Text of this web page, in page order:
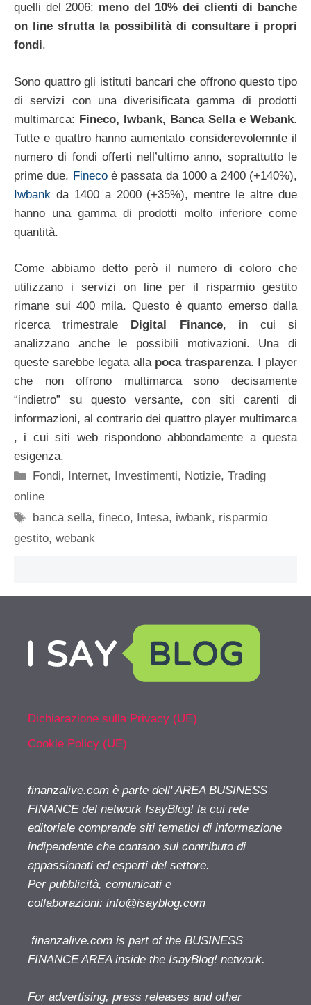
quelli del 2006: meno del 10% dei clienti di banche
on line sfrutta la possibilità di consultare i propri
fondi.
Sono quattro gli istituti bancari che offrono questo tipo
di servizi con una diverisificata gamma di prodotti
multimarca: Fineco, Iwbank, Banca Sella e Webank.
Tutte e quattro hanno aumentato considerevolemnte il
numero di fondi offerti nell’ultimo anno, soprattutto le
prime due. Finecoè passata da 1000 a 2400 (+140%),
Iwbank da 1400 a 2000 (+35%), mentre le altre due
hanno una gamma di prodotti molto inferiore come
quantità.
Come abbiamo detto però il numero di coloro che
utilizzano i servizi on line per il risparmio gestito
rimane sui 400 mila. Questo è quanto emerso dalla
ricerca trimestrale
Digital Finance, in cui si
analizzano anche le possibili motivazioni. Una di
queste sarebbe legata alla poca trasparenza. I player
che non offrono multimarca sono decisamente
“indietro” su questo versante, con siti carenti di
informazioni, al contrario dei quattro player multimarca
, i cui siti web rispondono abbondamente a questa
esigenza.
Categorie
Fondi, Internet, Investimenti, Notizie,Trading
online
Tag
banca sella,fineco, Intesa, iwbank, risparmio
gestito, webank
Dichiarazione sulla Privacy (UE)
Cookie Policy (UE)
finanzalive.com è parte dell' AREA BUSINESS
FINANCE del network IsayBlog! la cui rete
editoriale comprende siti tematici di informazione
indipendente che contano sul contributo di
appassionati ed esperti del settore.
Per pubblicità, comunicati e
collaborazioni: info@isayblog.com
finanzalive.com is part of the BUSINESS
FINANCE AREA inside the IsayBlog! network.
For advertising, press releases and other